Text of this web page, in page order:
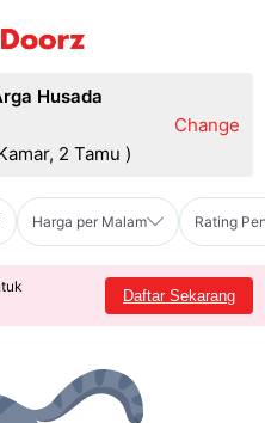
Husada
2 Tamu )
Change
Harga per Malam Rating
Daftar Sekarang